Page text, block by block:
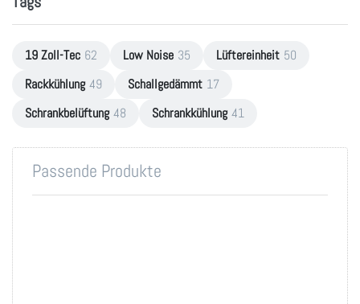
19 Zoll-Tec 62 Low Noise 35 Lüftereinheit 50
Rackkühlung 49 Schallgedämmt 17
Schrankbelüftung 48 Schrankkühlung 41
Passende Produkte